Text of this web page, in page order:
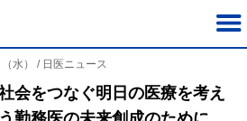
水） / 日医ニュース
会をつなぐ明日の医療を考え